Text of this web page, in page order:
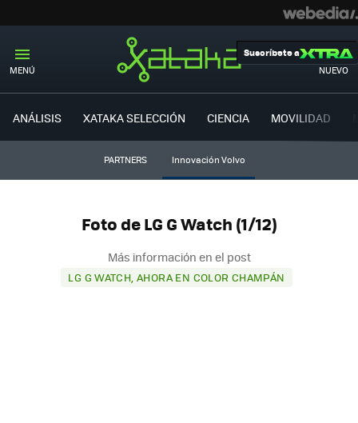
MENÚ NUEVO
Suscríbete a
ANÁLISIS XATAKA SELECCIÓN CIENCIA MOVILIDAD
PARTNERS Innovación Volvo
Foto de LG G Watch (1/12)
Más información en el post
LG G WATCH, AHORA EN COLOR CHAMPÁN